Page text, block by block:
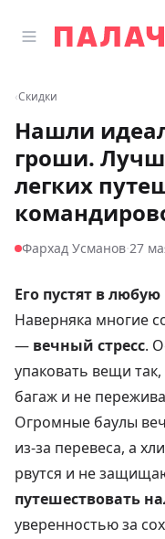
Открыть главное
Палач
‹Скидки
Нашли
гроши.
легких
Фархад Усманов·27
Его пустят в
Наверняка многие
— вечный стресс.
упаковать вещи
багаж и не
Огромные баулы
из-за перевеса, а
рвутся и не
путешествовать
уверенностью за